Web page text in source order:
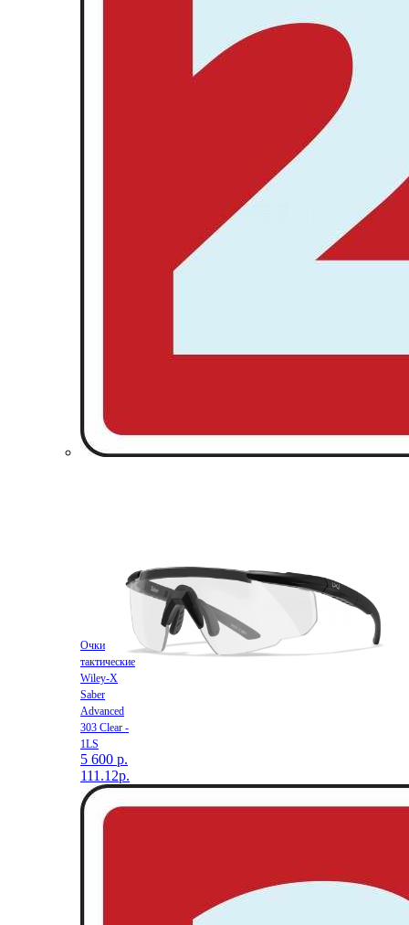
Очки
тактические
Wiley-X
Saber
Advanced
303 Clear -
1LS
5 600 р.
111.12р.